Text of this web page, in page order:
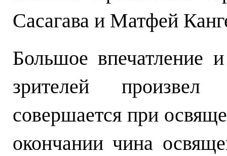
Сасагава и Матфей
Большое впечатление
зрителей
совершается при
окончании чина